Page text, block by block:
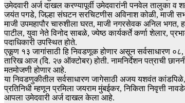
उमेदवारी अर्ज दाखल करण्यापूर्वी उमेदवारांनी पनवेल तालुका
जयंत पगडे, जिल्हा संघटन सरचिटणीस अविनाश कोळी, माजी
माजी उपमहापौर चारुशीला घरत, माजी नगरसेवक अनिल भगत,
पाटील, युवा नेते विनोद साबळे, ज्येष्ठ कार्यकर्ते कर्णा शेलार,
पदाधिकारी उपस्थित होते.
एकूण १३ जागांसाठी हि निवडणूक होणार असून सर्वसाधारण
तारिख आज (दि. २७ ऑक्टोबर) होती. नामनिर्देशन पत्राची
मतमोजणी होणार आहे.
या निवडणुकीतील सर्वसाधारण जागेसाठी अजय यशवंत
प्रतिनिधी म्हणून प्रमिला जयराम मुंबईकर, निकिता निवृत्ती
आपला उमेदवारी अर्ज दाखल केला आहे.